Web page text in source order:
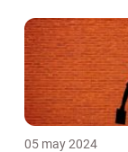
05 may 2024